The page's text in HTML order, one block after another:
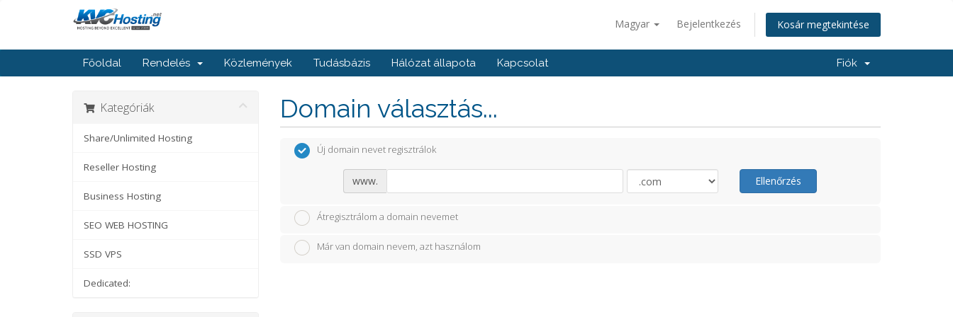
Magyar Bejelentkezés Kosár megtekintése
Főoldal Rendelés Közlemények Tudásbázis Hálózat állapota Kapcsolat Fiók
Kategóriák
Share/Unlimited Hosting
Reseller Hosting
Business Hosting
SEO WEB HOSTING
SSD VPS
Dedicated:
Domain választás...
Új domain nevet regisztrálok
www. Ellenőrzés
Átregisztrálom a domain nevemet
Már van domain nevem, azt használom